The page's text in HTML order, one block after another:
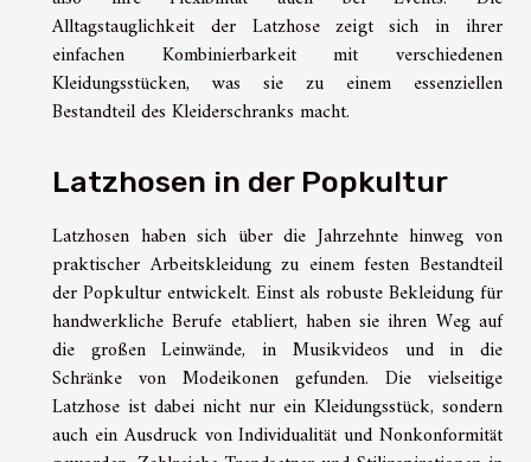
Alltagstauglichkeit der Latzhose zeigt sich in ihrer
einfachen Kombinierbarkeit mit verschiedenen
Kleidungsstücken, was sie zu einem essenziellen
Bestandteil des Kleiderschranks macht.
Latzhosen in der Popkultur
Latzhosen haben sich über die Jahrzehnte hinweg von
praktischer Arbeitskleidung zu einem festen Bestandteil
der Popkultur entwickelt. Einst als robuste Bekleidung für
handwerkliche Berufe etabliert, haben sie ihren Weg auf
die großen Leinwände, in Musikvideos und in die
Schränke von Modeikonen gefunden. Die vielseitige
Latzhose ist dabei nicht nur ein Kleidungsstück, sondern
auch ein Ausdruck von Individualität und Nonkonformität